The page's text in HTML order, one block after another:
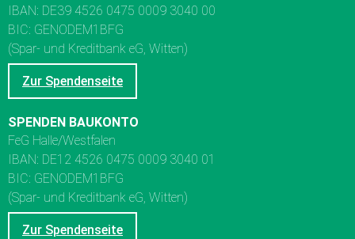
IBAN: DE39 4526 0475 0009 3040 00
BIC: GENODEM1BFG
(Spar- und Kreditbank eG, Witten)
Zur Spendenseite
SPENDEN BAUKONTO
FeG Halle/Westfalen
IBAN: DE12 4526 0475 0009 3040 01
BIC: GENODEM1BFG
(Spar- und Kreditbank eG, Witten)
Zur Spendenseite